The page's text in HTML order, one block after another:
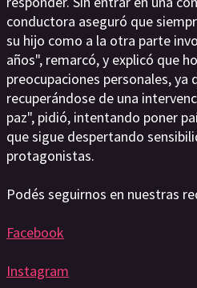
conductora aseguró que
su hijo como a la otra parte
años", remarcó, y explicó que
preocupaciones personales, ya
recuperándose de una
paz", pidió, intentando poner
que sigue despertando
protagonistas.
Podés seguirnos en nuestras
Facebook
Instagram